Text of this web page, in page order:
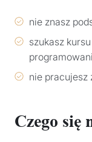
nie znasz
szukasz
nie pracujesz
Czego się